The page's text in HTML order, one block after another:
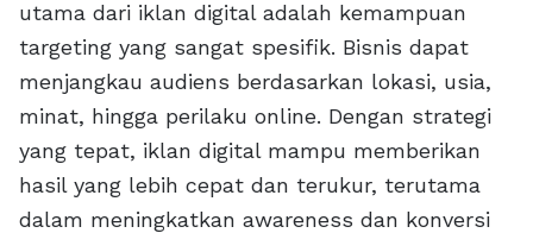
utama dari iklan digital adalah kemampuan
targeting yang sangat spesifik. Bisnis dapat
menjangkau audiens berdasarkan lokasi, usia,
minat, hingga perilaku online. Dengan strategi
yang tepat, iklan digital mampu memberikan
hasil yang lebih cepat dan terukur, terutama
dalam meningkatkan awareness dan konversi